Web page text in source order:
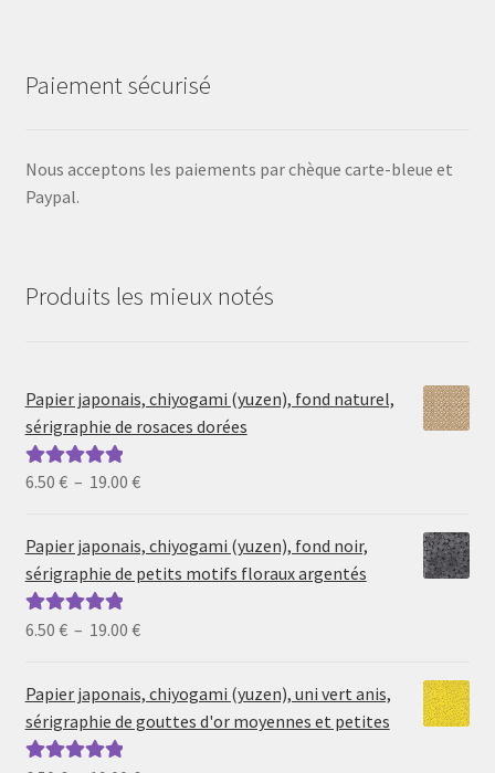
Paiement sécurisé
Nous acceptons les paiements par chèque carte-bleue et
Paypal.
Produits les mieux notés
Papier japonais, chiyogami (yuzen), fond naturel,
sérigraphie de rosaces dorées
Note5.00sur
6.50 € – 19.00 €Plage
prix :
6.50 €
19.00 €
Papier japonais, chiyogami (yuzen), fond noir,
sérigraphie de petits motifs floraux argentés
Note5.00sur
6.50 € – 19.00 €Plage
prix :
6.50 €
19.00 €
Papier japonais, chiyogami (yuzen), uni vert anis,
sérigraphie de gouttes d'or moyennes et petites